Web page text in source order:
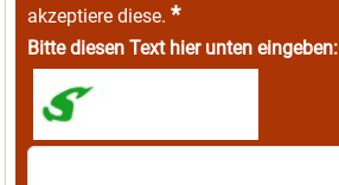
akzeptiere diese. *
Bitte diesen Text hier unten eingeben: